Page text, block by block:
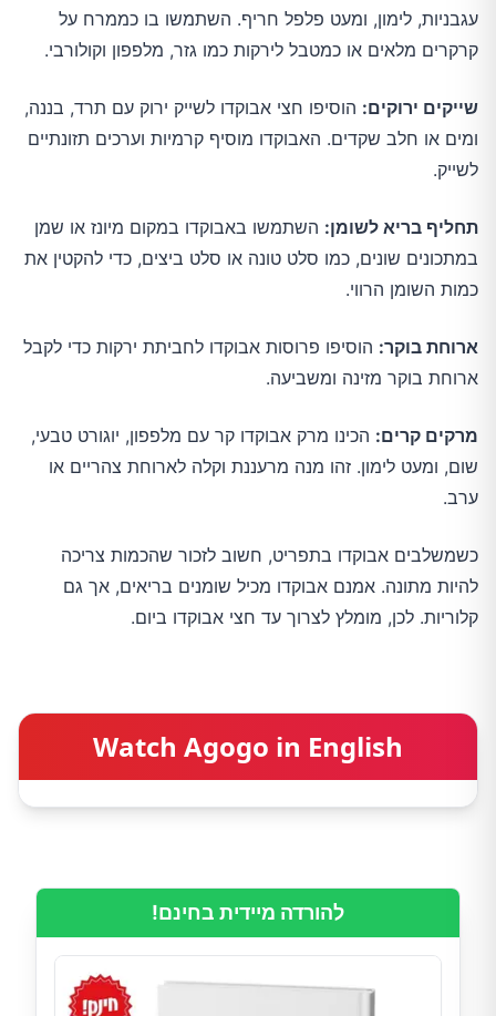
עגבניות, לימון, ומעט פלפל חריף. השתמשו בו כממרח על
קרקרים מלאים או כמטבל לירקות כמו גזר, מלפפון וקולורבי.
שייקים ירוקים: הוסיפו חצי אבוקדו לשייק ירוק עם תרד, בננה,
ומים או חלב שקדים. האבוקדו מוסיף קרמיות וערכים תזונתיים
לשייק.
תחליף בריא לשומן: השתמשו באבוקדו במקום מיונז או שמן
במתכונים שונים, כמו סלט טונה או סלט ביצים, כדי להקטין את
כמות השומן הרווי.
ארוחת בוקר: הוסיפו פרוסות אבוקדו לחביתת ירקות כדי לקבל
ארוחת בוקר מזינה ומשביעה.
מרקים קרים: הכינו מרק אבוקדו קר עם מלפפון, יוגורט טבעי,
שום, ומעט לימון. זהו מנה מרעננת וקלה לארוחת צהריים או
ערב.
כשמשלבים אבוקדו בתפריט, חשוב לזכור שהכמות צריכה
להיות מתונה. אמנם אבוקדו מכיל שומנים בריאים, אך גם
קלוריות. לכן, מומלץ לצרוך עד חצי אבוקדו ביום.
Watch Agogo in English
להורדה מיידית בחינם!